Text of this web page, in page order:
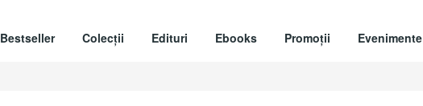
Bestseller Colecții Edituri Ebooks Promoții Evenimente